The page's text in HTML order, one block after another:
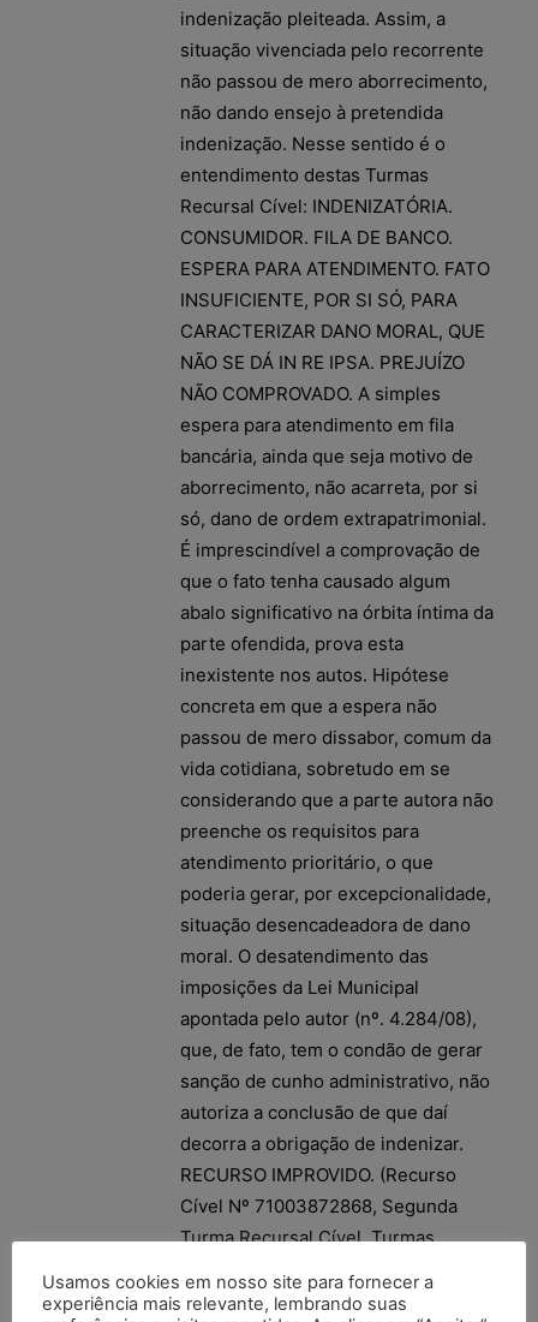
indenização pleiteada. Assim, a
situação vivenciada pelo recorrente
não passou de mero aborrecimento,
não dando ensejo à pretendida
indenização. Nesse sentido é o
entendimento destas Turmas
Recursal Cível: INDENIZATÓRIA.
CONSUMIDOR. FILA DE BANCO.
ESPERA PARA ATENDIMENTO. FATO
INSUFICIENTE, POR SI SÓ, PARA
CARACTERIZAR DANO MORAL, QUE
NÃO SE DÁ IN RE IPSA. PREJUÍZO
NÃO COMPROVADO. A simples
espera para atendimento em fila
bancária, ainda que seja motivo de
aborrecimento, não acarreta, por si
só, dano de ordem extrapatrimonial.
É imprescindível a comprovação de
que o fato tenha causado algum
abalo significativo na órbita íntima da
parte ofendida, prova esta
inexistente nos autos. Hipótese
concreta em que a espera não
passou de mero dissabor, comum da
vida cotidiana, sobretudo em se
considerando que a parte autora não
preenche os requisitos para
atendimento prioritário, o que
poderia gerar, por excepcionalidade,
situação desencadeadora de dano
moral. O desatendimento das
imposições da Lei Municipal
apontada pelo autor (nº. 4.284/08),
que, de fato, tem o condão de gerar
sanção de cunho administrativo, não
autoriza a conclusão de que daí
decorra a obrigação de indenizar.
RECURSO IMPROVIDO. (Recurso
Cível Nº 71003872868, Segunda
Turma Recursal Cível, Turmas
Carravetta Vilande, Julgado em
Usamos cookies em nosso site para fornecer a
experiência mais relevante, lembrando suas